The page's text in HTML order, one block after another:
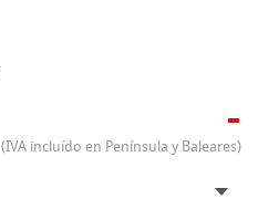
-
(IVA incluído en Península y Baleares)